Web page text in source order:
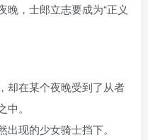
，士郎立志要成为“正义
却在某个夜晚受到了从者
。
现的少女骑士挡下。